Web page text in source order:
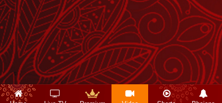
ध्यान घनश्यान का दीवाना बना देता है
August 13, 2025
सद्गुरु कौन और कैसे होते हैं?
August 18, 2025